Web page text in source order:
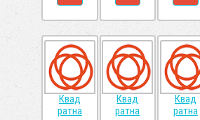
Квад
ратна
Квад
ратна
Квад
ратна